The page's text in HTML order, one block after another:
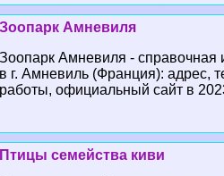
Зоопарк Амневиля
Зоопарк Амневиля - справочная
в г. Амневиль (Франция): адрес,
работы, официальный сайт в
Птицы семейства киви